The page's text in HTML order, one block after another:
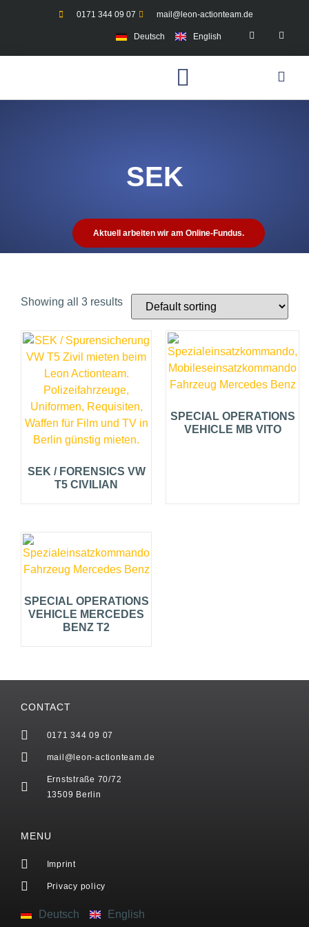
0171 344 09 07 mail@leon-actionteam.de
Deutsch English
SEK
Aktuell arbeiten wir am Online-Fundus.
Showing all 3 results
SEK / FORENSICS VW
T5 CIVILIAN
SPECIAL OPERATIONS
VEHICLE MB VITO
SPECIAL OPERATIONS
VEHICLE MERCEDES
BENZ T2
CONTACT
0171 344 09 07
mail@leon-actionteam.de
Ernststraße 70/72
13509 Berlin
MENU
Imprint
Privacy policy
Deutsch English